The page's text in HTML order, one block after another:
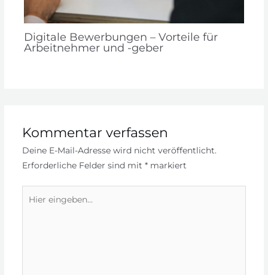
Digitale Bewerbungen – Vorteile für
Arbeitnehmer und -geber
Kommentar verfassen
Deine E-Mail-Adresse wird nicht veröffentlicht.
Erforderliche Felder sind mit *markiert
eingeben…